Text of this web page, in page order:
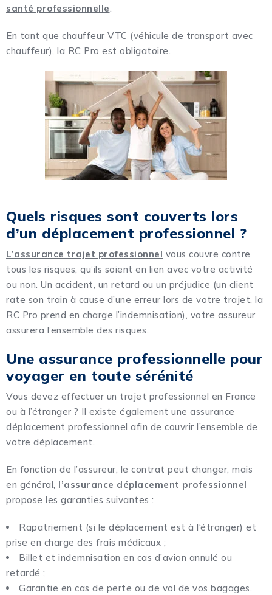
santé professionnelle.
En tant que chauffeur VTC (véhicule de transport avec
chauffeur), la RC Pro est obligatoire.
Quels risques sont couverts lors
d’un déplacement professionnel ?
L’assurance trajet professionnel vous couvre contre
tous les risques, qu’ils soient en lien avec votre activité
ou non. Un accident, un retard ou un préjudice (un client
rate son train à cause d’une erreur lors de votre trajet, la
RC Pro prend en charge l’indemnisation), votre assureur
assurera l’ensemble des risques.
Une assurance professionnelle pour
voyager en toute sérénité
Vous devez effectuer un trajet professionnel en France
ou à l’étranger ? Il existe également une assurance
déplacement professionnel afin de couvrir l’ensemble de
votre déplacement.
En fonction de l’assureur, le contrat peut changer, mais
en général, l’assurance déplacement professionnel
propose les garanties suivantes :
Rapatriement (si le déplacement est à l‘étranger) et
prise en charge des frais médicaux ;
Billet et indemnisation en cas d’avion annulé ou
retardé ;
Garantie en cas de perte ou de vol de vos bagages.